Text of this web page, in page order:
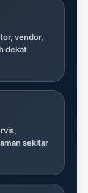
vendor,
dekat
sekitar